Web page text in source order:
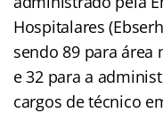
Hospitalares
sendo 89 para área
e 32 para a
cargos de técnico